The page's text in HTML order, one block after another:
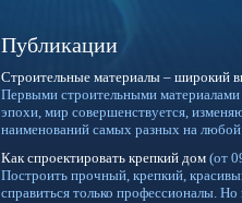
Публикации
Строительные материалы – широкий
Первыми строительными материалами
эпохи, мир совершенствуется,
наименований самых разных на
Как спроектировать крепкий дом (от
Построить прочный, крепкий,
справиться только профессионалы.